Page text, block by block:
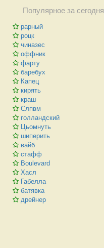
Популярное за сегодня
рарный
роцк
чиназес
оффник
фарту
баребух
Капец
кирять
краш
Слпвм
голландский
Цьомнуть
шиперить
вайб
стафф
Boulevard
Хасл
Габелла
батявка
дрейнер